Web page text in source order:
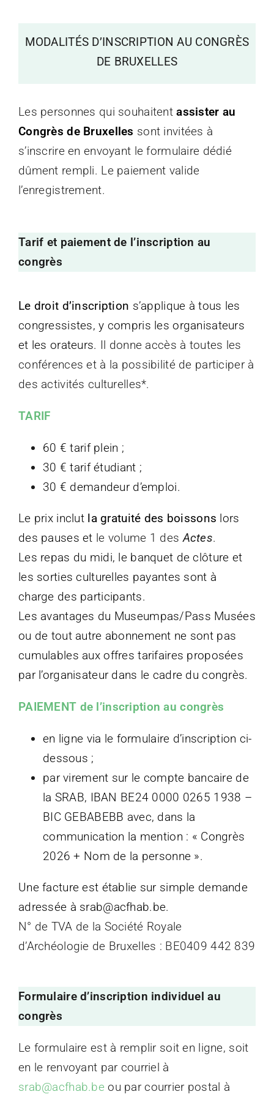
MODALITÉS D’INSCRIPTION AU CONGRÈS
DE BRUXELLES
Les personnes qui souhaitentassister au
Congrès de Bruxelles sont invitées à
s’inscrire en envoyant le formulaire dédié
dûment rempli. Le paiement valide
l’enregistrement.
Tarif et paiement de l’inscription au
congrès
Le droit d’inscription s’applique à tous les
congressistes, y compris les organisateurs
et les orateurs. Il donne accès à toutes les
conférences et à la possibilité de participer à
des activités culturelles*.
TARIF
60 € tarif plein ;
30 € tarif étudiant ;
30 € demandeur d’emploi.
Le prix inclut la gratuité des boissons lors
des pauses et le volume 1 desActes.
Les repas du midi, le banquet de clôture et
les sorties culturelles payantes sont à
charge des participants.
Les avantages du Museumpas/Pass Musées
ou de tout autre abonnement ne sont pas
cumulables aux offres tarifaires proposées
par l’organisateur dans le cadre du congrès.
PAIEMENT de l’inscription au congrès
en ligne via le formulaire d’inscription ci-
dessous ;
par virement sur le compte bancaire de
la SRAB, IBAN BE24 0000 0265 1938 –
BIC GEBABEBB avec, dans la
communication la mention : « Congrès
2026 + Nom de la personne ».
Une facture est établie sur simple demande
adressée à srab@acfhab.be.
N° de TVA de la Société Royale
d’Archéologie de Bruxelles : BE0409 442 839
Formulaire d’inscription individuel au
congrès
Le formulaire est à remplir soit en ligne, soit
en le renvoyant par courriel à
srab@acfhab.be ou par courrier postal à